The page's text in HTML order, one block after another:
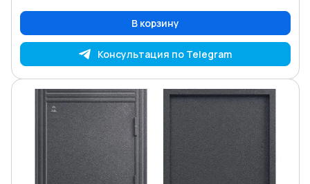
В корзину
Консультация по Telegram